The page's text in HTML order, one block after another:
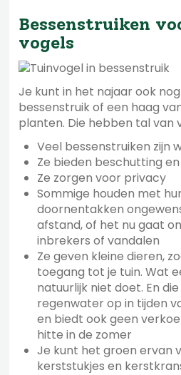
Bessenstruiken
vogels
Je kunt in het najaar ook
bessenstruik of een haag
planten. Die hebben tal van
Veel bessenstruiken zijn
Ze bieden beschutting
Ze zorgen voor privacy
Sommige houden met
doornentakken
afstand, of het nu gaat
inbrekers of vandalen
Ze geven kleine dieren,
toegang tot je tuin. Wat
natuurlijk niet doet. En
regenwater op in tijden
en biedt ook geen
hitte in de zomer
Je kunt het groen ervan
kerststukjes en